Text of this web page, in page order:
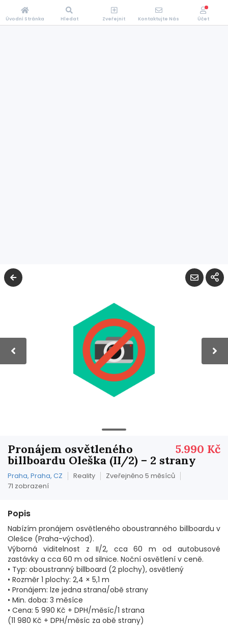
5.990 Kč
Pronájem osvětleného
billboardu Oleška (II/2) – 2 strany
Praha, Praha, CZ Reality
Zveřejněno 5 měsíců
71 zobrazení
Popis
Nabízím pronájem osvětleného oboustranného billboardu v
Olešce (Praha-východ).
Výborná viditelnost z II/2, cca 60 m od autobusové
zastávky a cca 60 m od silnice. Noční osvětlení v ceně.
• Typ: oboustranný billboard (2 plochy), osvětlený
• Rozměr 1 plochy: 2,4 × 5,1 m
• Pronájem: lze jedna strana/obě strany
• Min. doba: 3 měsíce
• Cena: 5 990 Kč + DPH/měsíc/1 strana
(11 980 Kč + DPH/měsíc za obě strany)
Úvodní Stránka Hledat Zveřejnit Kontaktujte Nás Účet